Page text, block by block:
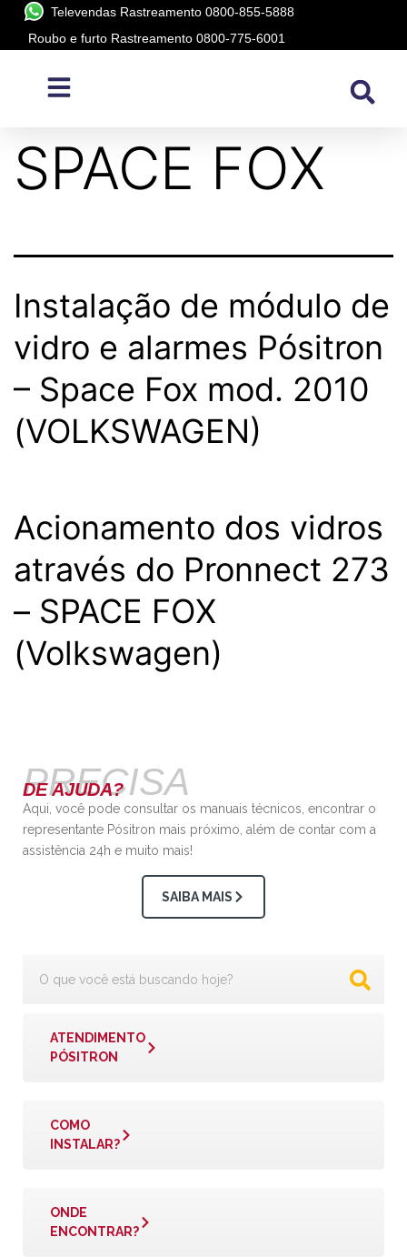
Televendas Rastreamento 0800-855-5888
Roubo e furto Rastreamento 0800-775-6001
Modelo:
SPACE FOX
Instalação de módulo de
vidro e alarmes Pósitron
– Space Fox mod. 2010
(VOLKSWAGEN)
Acionamento dos vidros
através do Pronnect 273
– SPACE FOX
(Volkswagen)
PRECISA
DE AJUDA?
Aqui, você pode consultar os manuais técnicos, encontrar o
representante Pósitron mais próximo, além de contar com a
assistência 24h e muito mais!
SAIBA MAIS
ATENDIMENTO
PÓSITRON
COMO
INSTALAR?
ONDE
ENCONTRAR?